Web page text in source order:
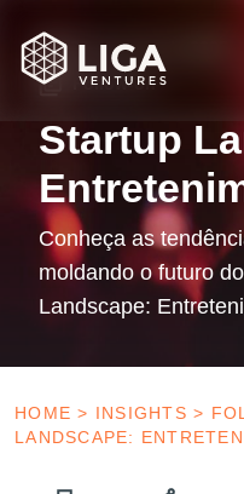
22 de maio de 2025
Follow-on
Startup
Conheça as
moldando o futuro
Landscape:
HOME > INSIGHTS >
LANDSCAPE: